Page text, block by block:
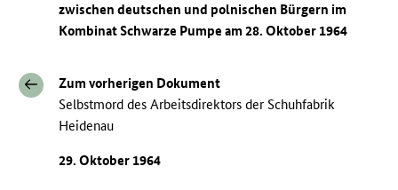
zwischen deutschen und polnischen Bürgern im
Kombinat Schwarze Pumpe am 28. Oktober 1964
Zum vorherigen Dokument
Selbstmord des Arbeitsdirektors der Schuhfabrik
Heidenau
29. Oktober 1964